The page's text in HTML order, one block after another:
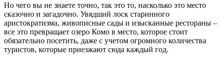
Но чего вы не знаете точно, так это то, насколько это место
сказочно и загадочно. Увядший лоск старинного
аристократизма, живописные сады и изысканные рестораны –
все это превращает озеро Комо в место, которое стоит
обязательно посетить, даже с учетом огромного количества
туристов, которые приезжают сюда каждый год.